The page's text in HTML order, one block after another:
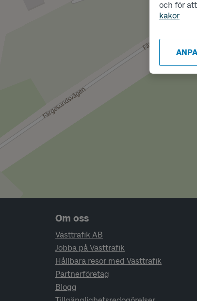
och för
kakor
Sidfotsnavigering
Om oss
Västtrafik AB
Jobba på Västtrafik
Hållbara resor med Västtrafik
Partnerföretag
Blogg